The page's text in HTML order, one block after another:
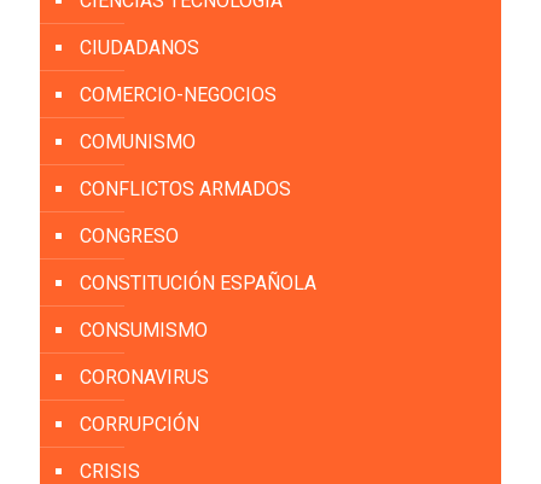
CIUDADANOS
COMERCIO-NEGOCIOS
COMUNISMO
CONFLICTOS ARMADOS
CONGRESO
CONSTITUCIÓN ESPAÑOLA
CONSUMISMO
CORONAVIRUS
CORRUPCIÓN
CRISIS